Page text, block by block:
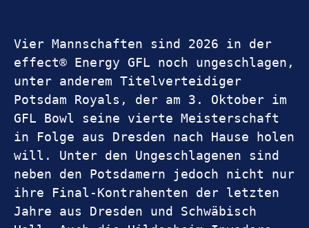
Vier Mannschaften sind 2026 in der
effect® Energy GFL noch ungeschlagen,
unter anderem Titelverteidiger
Potsdam Royals, der am 3. Oktober im
GFL Bowl seine vierte Meisterschaft
in Folge aus Dresden nach Hause holen
will. Unter den Ungeschlagenen sind
neben den Potsdamern jedoch nicht nur
ihre Final-Kontrahenten der letzten
Jahre aus Dresden und Schwäbisch